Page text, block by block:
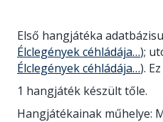
Első hangjátéka
Élclegények céhládája…);
Élclegények céhládája…).
1 hangjáték készült tőle.
Hangjátékainak műhelye: